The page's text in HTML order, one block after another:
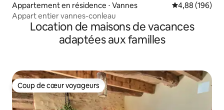
Appartement en résidence ⋅ Vannes Évaluation
4,88 (196)
Appart entier vannes-conleau
Location de maisons de vacances
adaptées aux familles
Coup de cœur voyageurs
Coup de cœur voyageurs